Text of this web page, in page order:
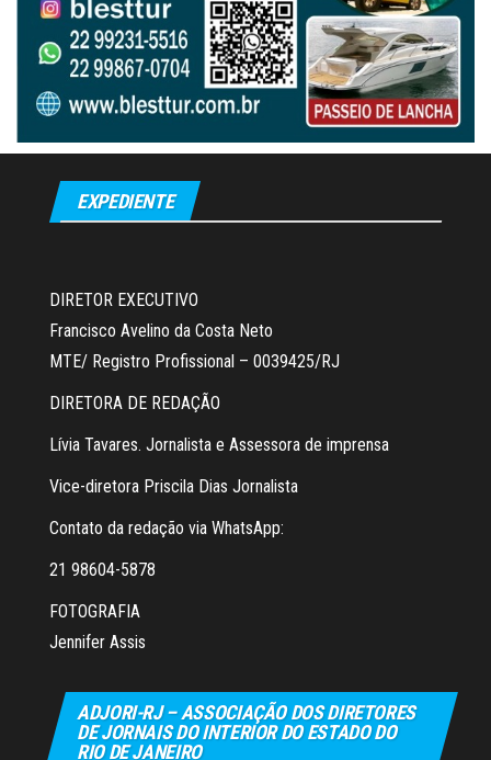
EXPEDIENTE
DIRETOR EXECUTIVO
Francisco Avelino da Costa Neto
MTE/ Registro Profissional – 0039425/RJ
DIRETORA DE REDAÇÃO
Lívia Tavares. Jornalista e Assessora de imprensa
Vice-diretora Priscila Dias Jornalista
Contato da redação via WhatsApp:
21 98604-5878
FOTOGRAFIA
Jennifer Assis
ADJORI-RJ – ASSOCIAÇÃO DOS DIRETORES
DE JORNAIS DO INTERIOR DO ESTADO DO
RIO DE JANEIRO